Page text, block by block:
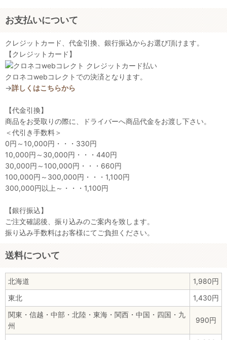
お支払いについて
クレジットカード、代金引換、銀行振込からお選び頂けます。
【クレジットカード】
クロネコwebコレクトでの決済となります。
→詳しくはこちらから
【代金引換】
商品をお受取りの際に、ドライバーへ商品代金をお渡し下さい。
＜代引き手数料＞
0円～10,000円・・・330円
10,000円～30,000円・・・440円
30,000円～100,000円・・・660円
100,000円～300,000円・・・1,100円
300,000円以上～・・・1,100円
【銀行振込】
ご注文確認後、振り込みのご案内を致します。
振り込み手数料はお客様にてご負担ください。
送料について
北海道
1,980円
東北
1,430円
関東・信越・中部・北陸・東海・関西・中国・四国・九
州
990円